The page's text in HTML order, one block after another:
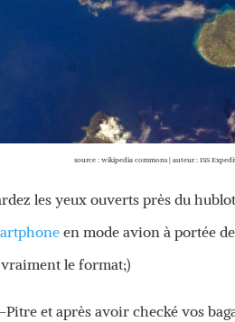
source : wikipedia commons | auteur : ISS
les yeux ouverts près du
en mode avion à portée
vraiment le format;)
et après avoir checké vos